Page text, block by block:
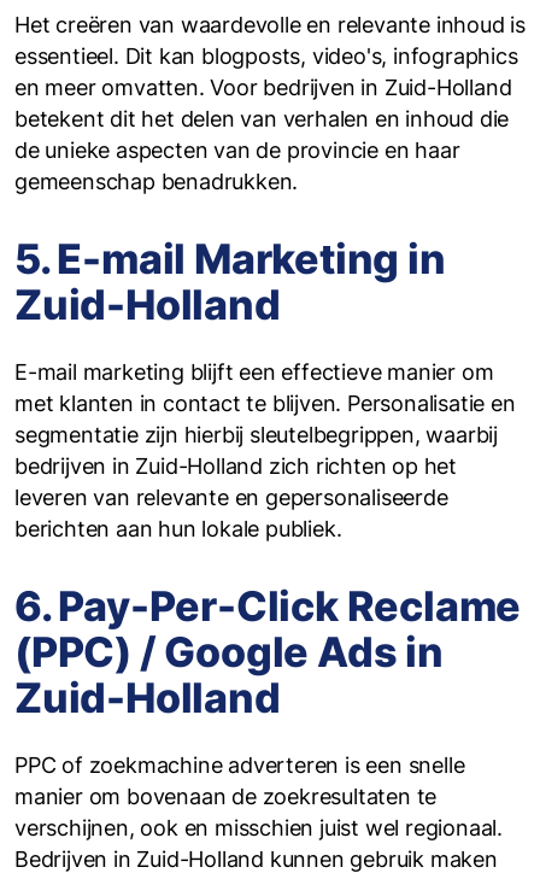
Het creëren van waardevolle en relevante inhoud is
essentieel. Dit kan blogposts, video's, infographics
en meer omvatten. Voor bedrijven in Zuid-Holland
betekent dit het delen van verhalen en inhoud die
de unieke aspecten van de provincie en haar
gemeenschap benadrukken.
5. E-mail Marketing in
Zuid-Holland
‍E-mail marketing blijft een effectieve manier om
met klanten in contact te blijven. Personalisatie en
segmentatie zijn hierbij sleutelbegrippen, waarbij
bedrijven in Zuid-Holland zich richten op het
leveren van relevante en gepersonaliseerde
berichten aan hun lokale publiek.
6. Pay-Per-Click Reclame
(PPC) / Google Ads in
Zuid-Holland
‍PPC of zoekmachine adverteren is een snelle
manier om bovenaan de zoekresultaten te
verschijnen, ook en misschien juist wel regionaal.
Bedrijven in Zuid-Holland kunnen gebruik maken